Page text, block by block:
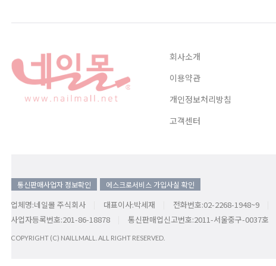
회사소개
이용약관
개인정보처리방침
고객센터
통신판매사업자 정보확인 에스크로서비스 가입사실 확인
업체명:네일몰 주식회사 대표이사:박세재 전화번호:02-2268-1948~9
사업자등록번호:201-86-18878
통신판매업신고번호:2011-서울중구-0037호
COPYRIGHT (C) NAILLMALL. ALL RIGHT RESERVED.